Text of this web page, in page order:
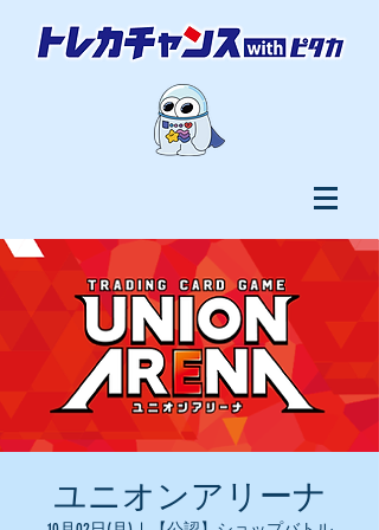
ユニオンアリーナ